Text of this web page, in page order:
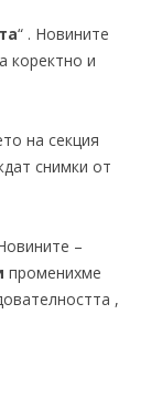
“ . Новините
коректно и
на секция
снимки от
–
променихме
,